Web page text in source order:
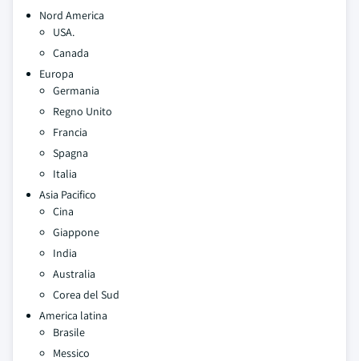
Nord America
USA.
Canada
Europa
Germania
Regno Unito
Francia
Spagna
Italia
Asia Pacifico
Cina
Giappone
India
Australia
Corea del Sud
America latina
Brasile
Messico